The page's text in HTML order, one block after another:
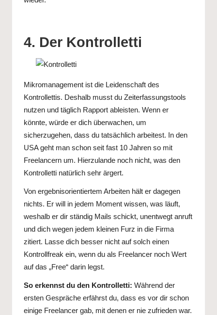
4. Der Kontrolletti
Mikromanagement ist die Leidenschaft des
Kontrollettis. Deshalb musst du Zeiterfassungstools
nutzen und täglich Rapport ableisten. Wenn er
könnte, würde er dich überwachen, um
sicherzugehen, dass du tatsächlich arbeitest. In den
USA geht man schon seit fast 10 Jahren so mit
Freelancern um. Hierzulande noch nicht, was den
Kontrolletti natürlich sehr ärgert.
Von ergebnisorientiertem Arbeiten hält er dagegen
nichts. Er will in jedem Moment wissen, was läuft,
weshalb er dir ständig Mails schickt, unentwegt anruft
und dich wegen jedem kleinen Furz in die Firma
zitiert. Lasse dich besser nicht auf solch einen
Kontrollfreak ein, wenn du als Freelancer noch Wert
auf das „Free“ darin legst.
So erkennst du den Kontrolletti: Während der
ersten Gespräche erfährst du, dass es vor dir schon
einige Freelancer gab, mit denen er nie zufrieden war.